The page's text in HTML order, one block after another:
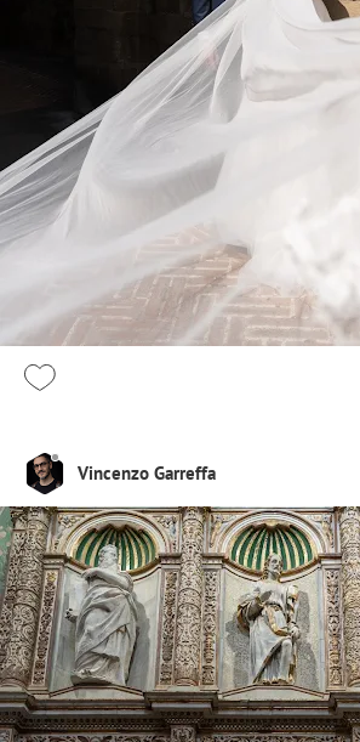
Vincenzo Garreffa